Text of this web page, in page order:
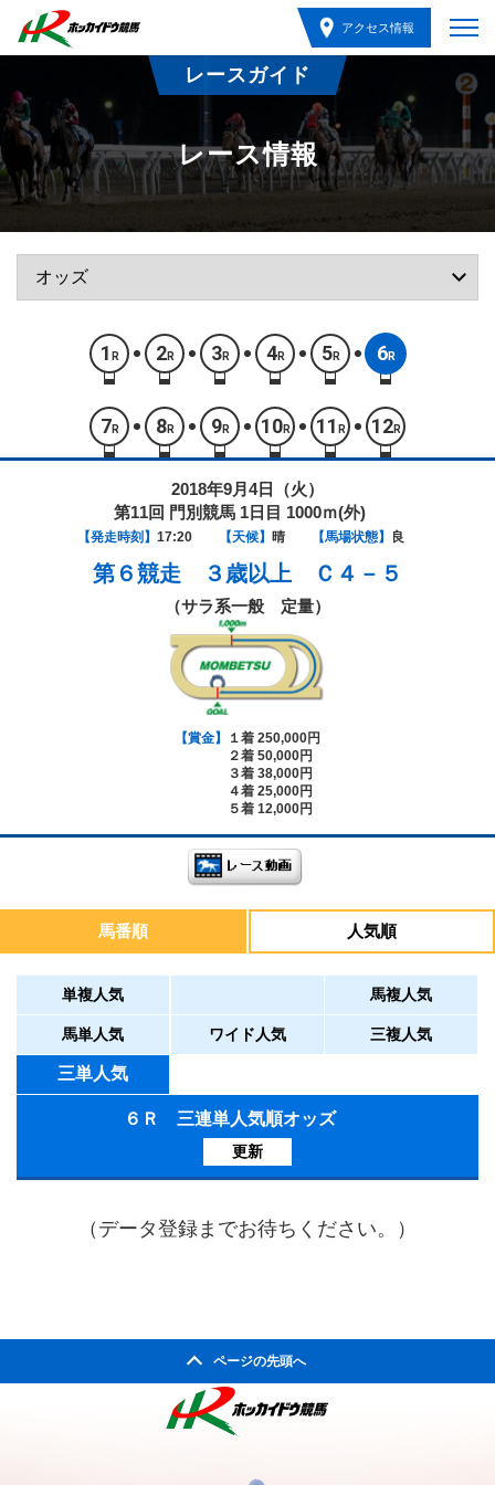
アクセス情報
レースガイド
レース情報
1 R 2R 3R 4R 5R 6R
7 R 8R 9R 10R 11 R 12R
2018年9月4日（火）
第11回 門別競馬 1日目 1000ｍ(外)
【発走時刻】 17:20 【天候】 晴 【馬場状態】 良
第６競走 ３歳以上 Ｃ４－５
（サラ系一般 定量）
【賞金】
１着 250,000円
２着 50,000円
３着 38,000円
４着 25,000円
５着 12,000円
馬番順 人気順
単複人気 馬複人気
馬単人気 ワイド人気 三複人気
三単人気
６Ｒ 三連単人気順オッズ
更新
（データ登録までお待ちください。）
ページの先頭へ